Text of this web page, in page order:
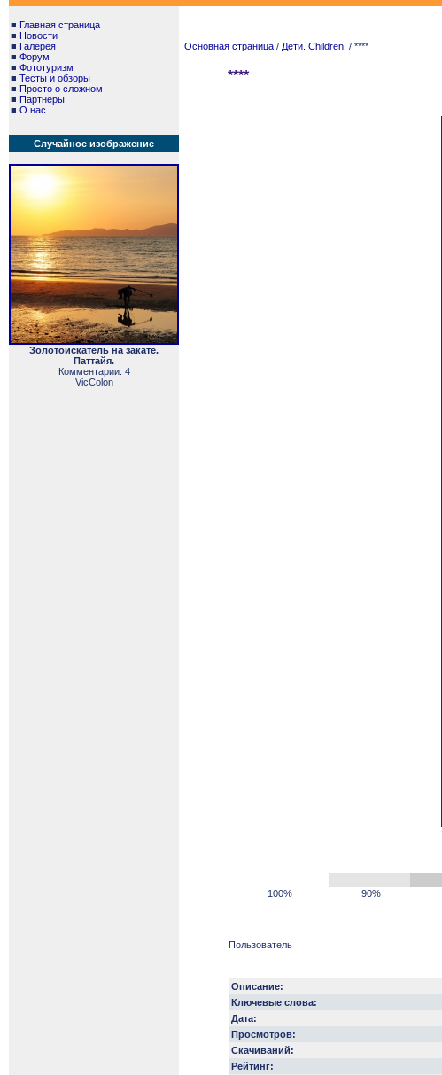
■ Главная страница
■ Новости
■ Галерея
■ Форум
■ Фототуризм
■ Тесты и обзоры
■ Просто о сложном
■ Партнеры
■ О нас
Случайное изображение
Золотоискатель на закате.
Паттайя.
Комментарии: 4
VicColon
Основная страница / Дети. Children. / ****
****
100% 90%
Пользователь
Описание:
Ключевые слова:
Дата:
Просмотров:
Скачиваний:
Рейтинг: